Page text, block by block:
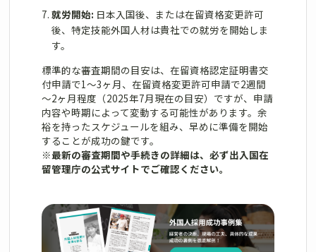
就労開始: 日本入国後、または在留資格変更許可
後、特定技能外国人材は貴社での就労を開始しま
す。
標準的な審査期間の目安は、在留資格認定証明書交
付申請で1～3ヶ月、在留資格変更許可申請で2週間
～2ヶ月程度（2025年7月現在の目安）ですが、申請
内容や時期によって変動する可能性があります。余
裕を持ったスケジュールを組み、早めに準備を開始
することが成功の鍵です。
※最新の審査期間や手続きの詳細は、必ず出入国在
留管理庁の公式サイトでご確認ください。